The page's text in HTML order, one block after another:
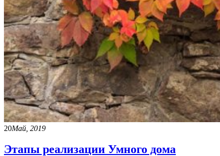
20Май, 2019
Этапы реализации Умного дома